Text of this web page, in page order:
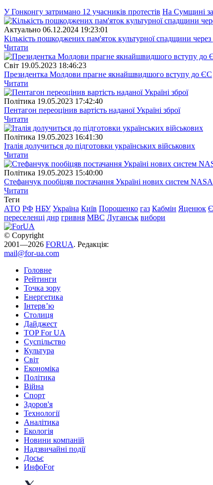
У Гонконгу затримано 12 учасників протестів На Сумщині
Актуально 06.12.2024 19:23:01
Кількість пошкоджених пам'яток культурної спадщини через
Читати
Свiт 19.05.2023 18:46:23
Президентка Молдови прагне якнайшвидшого вступу до ЄС
Читати
Полiтика 19.05.2023 17:42:40
Пентагон переоцінив вартість наданої Україні зброї
Читати
Полiтика 19.05.2023 16:41:30
Італія долучиться до підготовки українських військових
Читати
Полiтика 19.05.2023 15:40:00
Стефанчук пообіцяв постачання Україні нових систем
Читати
Теги
АТО РФ НБУ Україна Київ Порошенко газ Кабмін Яценюк
переселенці днр гривня МВС Луганськ вибори
© Copyright
2001—2026 FORUA. Редакція:
mail@for-ua.com
Головне
Рейтинги
Точка зору
Енергетика
Інтерв’ю
Столиця
Дайджест
TOP For UA
Суспiльство
Культура
Світ
Економіка
Політика
Війна
Спорт
Здоров'я
Технології
Аналітика
Екологія
Новини компаній
Надзвичайні події
Досьє
ИнфоFor